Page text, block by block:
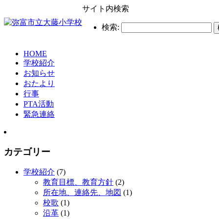
サイト内検索
検索:
HOME
学校紹介
お知らせ
おたより
行事
PTA活動
緊急連絡
カテゴリー
学校紹介 (7)
教育目標、教育方針 (2)
所在地、連絡先、地図 (1)
校歌 (1)
沿革 (1)